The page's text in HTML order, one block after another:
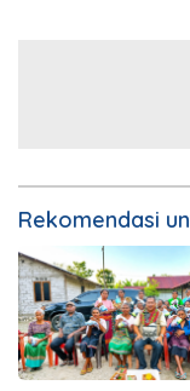
Rekomendasi